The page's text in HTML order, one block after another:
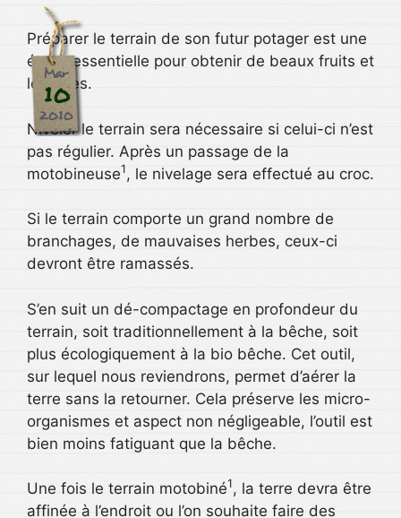
Mar
10
2010
Préparer le terrain de son futur potager est une
étape essentielle pour obtenir de beaux fruits et
légumes.
Niveler le terrain sera nécessaire si celui-ci n’est
pas régulier. Après un passage de la
motobineuse1, le nivelage sera effectué au croc.
Si le terrain comporte un grand nombre de
branchages, de mauvaises herbes, ceux-ci
devront être ramassés.
S’en suit un dé-compactage en profondeur du
terrain, soit traditionnellement à la bêche, soit
plus écologiquement à la bio bêche. Cet outil,
sur lequel nous reviendrons, permet d’aérer la
terre sans la retourner. Cela préserve les micro-
organismes et aspect non négligeable, l’outil est
bien moins fatiguant que la bêche.
Une fois le terrain motobiné1, la terre devra être
affinée à l’endroit ou l’on souhaite faire des